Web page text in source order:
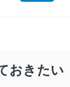
おきたい